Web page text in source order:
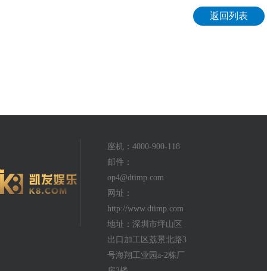
返回列表
座机：4000-900-118
邮件：
op4@dtimp.com
网址：
http://www.dtimp.com
地址：深圳市坪山区
出口加工区荔景北路3
号海翔工业园a-2栋厂